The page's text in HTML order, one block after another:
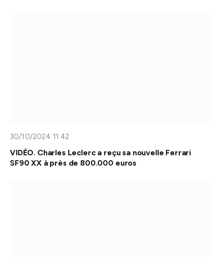
30/10/2024 11:42
VIDÉO. Charles Leclerc a reçu sa nouvelle Ferrari
SF90 XX à près de 800.000 euros